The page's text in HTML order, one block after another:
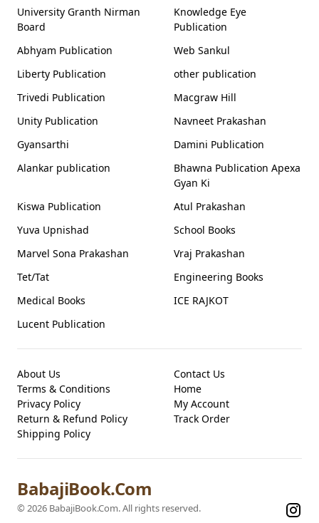
University Granth Nirman
Board
Knowledge Eye
Publication
Abhyam Publication
Web Sankul
Liberty Publication
other publication
Trivedi Publication
Macgraw Hill
Unity Publication
Navneet Prakashan
Gyansarthi
Damini Publication
Alankar publication
Bhawna Publication Apexa
Gyan Ki
Kiswa Publication
Atul Prakashan
Yuva Upnishad
School Books
Marvel Sona Prakashan
Vraj Prakashan
Tet/Tat
Engineering Books
Medical Books
ICE RAJKOT
Lucent Publication
About Us
Terms & Conditions
Privacy Policy
Return & Refund Policy
Shipping Policy
Contact Us
Home
My Account
Track Order
BabajiBook.Com
© 2026 BabajiBook.Com. All rights reserved.